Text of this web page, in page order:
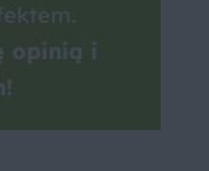
opinią i